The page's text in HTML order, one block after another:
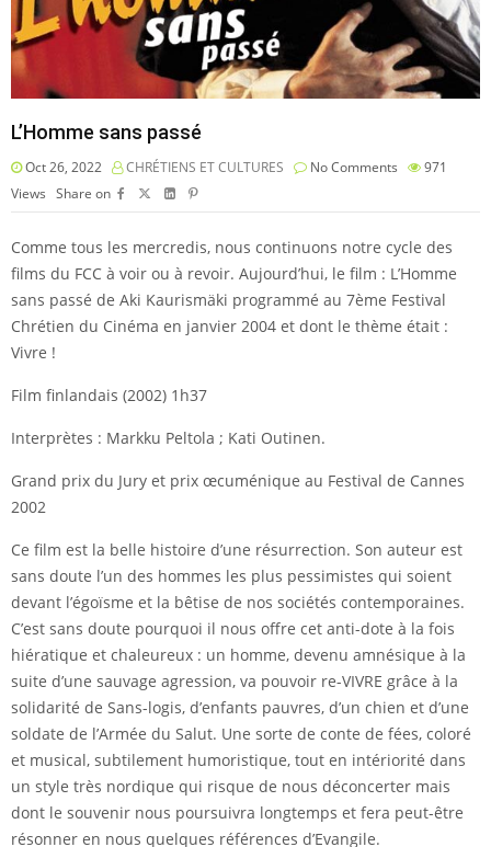
L’Homme sans passé
Oct 26, 2022 CHRÉTIENS ET CULTURES No Comments
971
Views Share on
Comme tous les mercredis, nous continuons notre cycle des
films du FCC à voir ou à revoir. Aujourd’hui, le film : L’Homme
sans passé de Aki Kaurismäki programmé au 7ème Festival
Chrétien du Cinéma en janvier 2004 et dont le thème était :
Vivre !
Film finlandais (2002) 1h37
Interprètes : Markku Peltola ; Kati Outinen.
Grand prix du Jury et prix œcuménique au Festival de Cannes
2002
Ce film est la belle histoire d’une résurrection. Son auteur est
sans doute l’un des hommes les plus pessimistes qui soient
devant l’égoïsme et la bêtise de nos sociétés contemporaines.
C’est sans doute pourquoi il nous offre cet anti-dote à la fois
hiératique et chaleureux : un homme, devenu amnésique à la
suite d’une sauvage agression, va pouvoir re-VIVRE grâce à la
solidarité de Sans-logis, d’enfants pauvres, d’un chien et d’une
soldate de l’Armée du Salut. Une sorte de conte de fées, coloré
et musical, subtilement humoristique, tout en intériorité dans
un style très nordique qui risque de nous déconcerter mais
dont le souvenir nous poursuivra longtemps et fera peut-être
résonner en nous quelques références d’Evangile.